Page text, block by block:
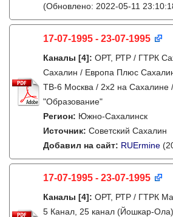
(Обновлено: 2022-05-11
17-07-1995 - 23-07-1995
Каналы [4]: ОРТ, РТР / ГТРК
Сахалин / Европа Плюс
ТВ-6 Москва / 2х2 на Сахалине
"Образование"
Регион: Южно-Сахалинск
Источник: Советский Сахалин
Добавил на сайт: RUErmine
17-07-1995 - 23-07-1995
Каналы [4]: ОРТ, РТР / ГТРК
5 Канал, 25 канал (Йошкар-